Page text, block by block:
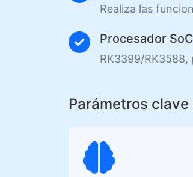
Realiza las
Procesador
RK3399/RK3588,
Parámetros